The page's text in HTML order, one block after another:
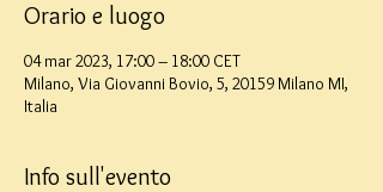
Orario e luogo
04 mar 2023, 17:00 – 18:00 CET
Milano, Via Giovanni Bovio, 5, 20159 Milano MI,
Italia
Info sull'evento